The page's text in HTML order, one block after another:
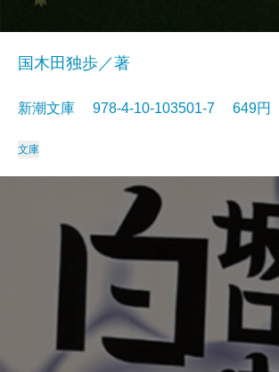
国木田独歩／著
新潮文庫 978-4-10-103501-7 649円
文庫